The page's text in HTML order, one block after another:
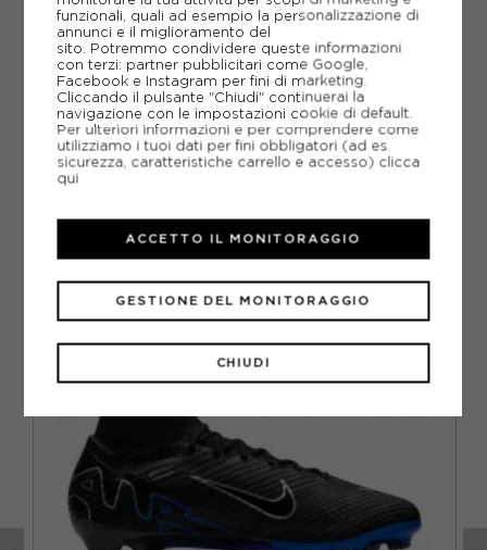
SCHEDA TECNICA
GUIDA ALLE TAGLIE
DOMANDE FREQUENTI
Come ordinare la taglia giusta?
CONSIGLIATI DA NOI
funzionali, quali ad esempio la personalizzazione di
annunci e il miglioramento del
sito. Potremmo condividere queste informazioni
con terzi: partner pubblicitari come Google,
Facebook e Instagram per fini di marketing.
Cliccando il pulsante "Chiudi" continuerai la
navigazione con le impostazioni cookie di default.
Per ulteriori informazioni e per comprendere come
utilizziamo i tuoi dati per fini obbligatori (ad es.
sicurezza, caratteristiche carrello e accesso) clicca
qui
CHIUDI
GESTIONE DEL MONITORAGGIO
ACCETTO IL MONITORAGGIO